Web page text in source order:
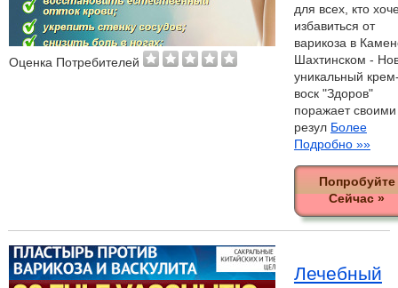
Оценка Потребителей
для всех, кто
избавиться от
варикоза в
Шахтинском -
уникальный
воск "Здоров"
поражает своими
резул Более
Подробно »»
Попробуйте
Сейчас »
Лечебный